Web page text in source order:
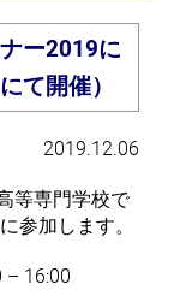
ー2019に
て開催）
2019.12.06
等専門学校で
参加します。
– 16:00